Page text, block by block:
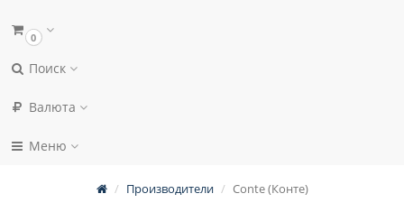
0
Поиск
Валюта
Меню
Производители Conte (Конте)